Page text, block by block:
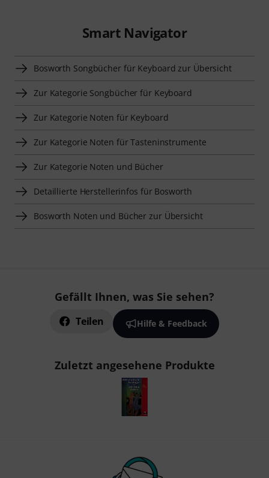
Smart Navigator
Bosworth Songbücher für Keyboard zur Übersicht
Zur Kategorie Songbücher für Keyboard
Zur Kategorie Noten für Keyboard
Zur Kategorie Noten für Tasteninstrumente
Zur Kategorie Noten und Bücher
Detaillierte Herstellerinfos für Bosworth
Bosworth Noten und Bücher zur Übersicht
Gefällt Ihnen, was Sie sehen?
Teilen Hilfe & Feedback
Zuletzt angesehene Produkte